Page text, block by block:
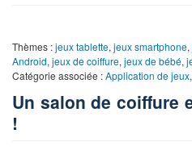
Thèmes :jeux tablette, jeux smartphone,
Android, jeux de coiffure, jeux de bébé,
Catégorie associée :Application de jeux,
Un salon de coiffure
!